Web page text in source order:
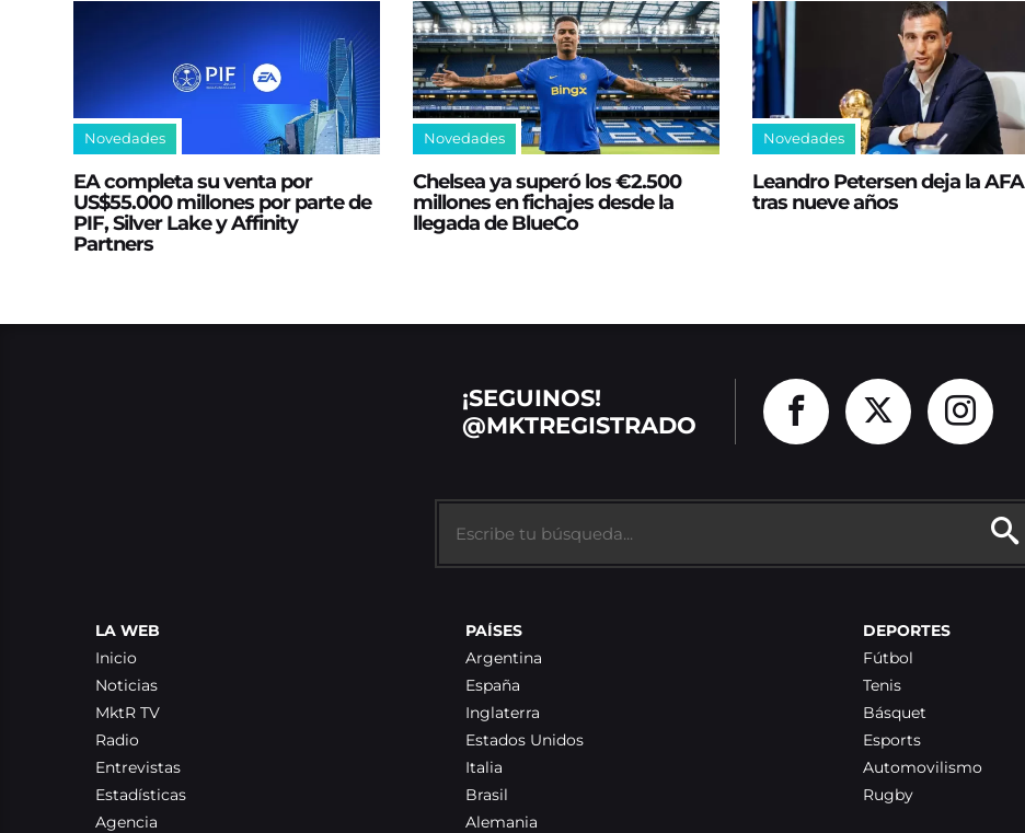
Novedades
EA completa su venta por
US$55.000 millones por parte de
PIF, Silver Lake y Affinity
Partners
Novedades
Chelsea ya superó los €2.500
millones en fichajes desde la
llegada de BlueCo
Novedades
Leandro Petersen deja la AFA
tras nueve años
¡SEGUINOS!
@MKTREGISTRADO
LA WEB
Inicio
Noticias
MktR TV
Radio
Entrevistas
Estadísticas
Agencia
PAÍSES
Argentina
España
Inglaterra
Estados Unidos
Italia
Brasil
Alemania
DEPORTES
Fútbol
Tenis
Básquet
Esports
Automovilismo
Rugby